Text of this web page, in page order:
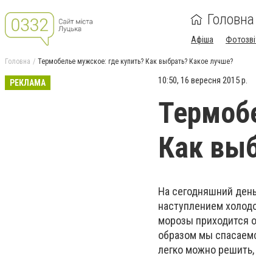
Головна
Афіша
Головна Термобелье мужское: где купить? Как выбрать? Какое лучше?
РЕКЛАМА 10:50, 16 вересня 2015 р.
Как
На сегодняшний
наступлением
морозы приходится
образом мы
легко можно